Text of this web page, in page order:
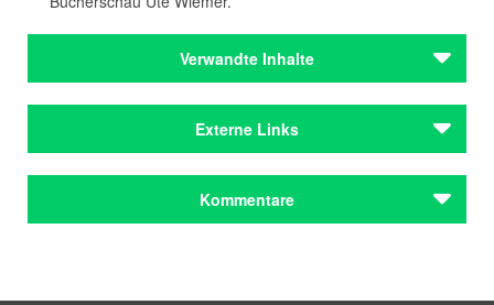
Verwandte Inhalte
Gomringer, Nora
Autoren
Gomringer, Nora
Externe Links
Literaturhaus München
Kommentare